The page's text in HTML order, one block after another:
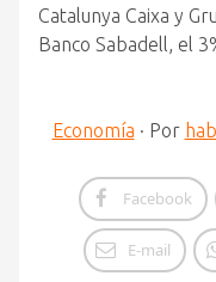
Catalunya Caixa y
Banco Sabadell, el
Economía · Por
Facebook
E-mail